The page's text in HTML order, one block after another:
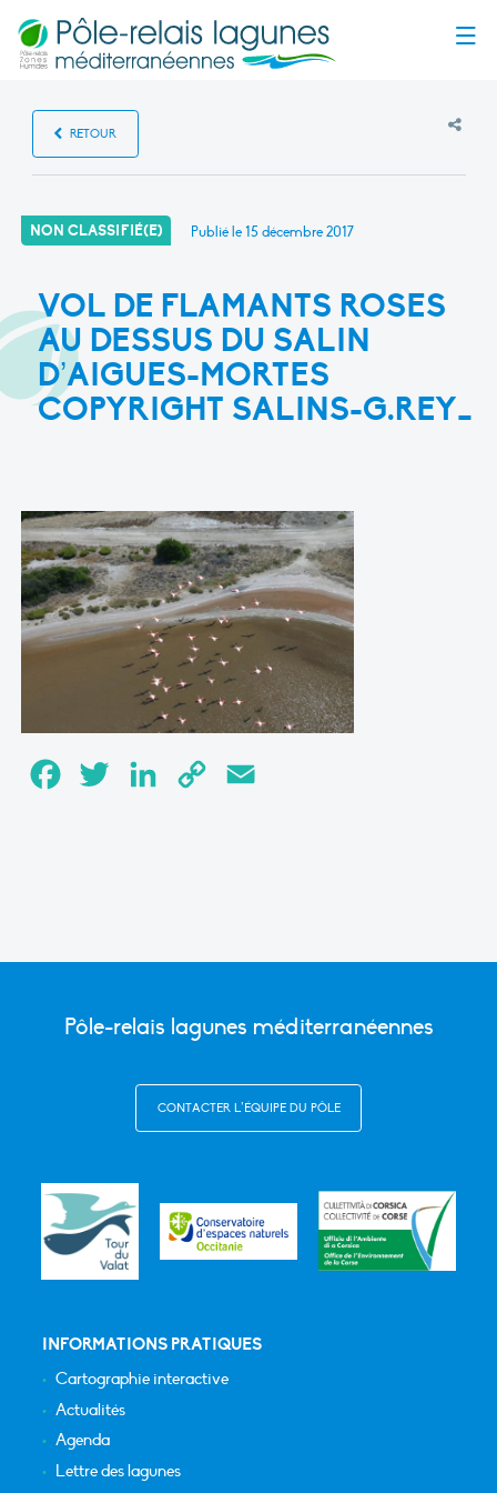
RETOUR
NON CLASSIFIÉ(E) Publié le15 décembre 2017
VOL DE FLAMANTS ROSES
AU DESSUS DU SALIN
D’AIGUES-MORTES
COPYRIGHT SALINS-G.REY_
FacebookTwitter LinkedInCopy
Pôle-relais lagunes méditerranéennes
CONTACTER L’ÉQUIPE DU PÔLE
INFORMATIONS PRATIQUES
Cartographie interactive
Actualités
Agenda
Lettre des lagunes